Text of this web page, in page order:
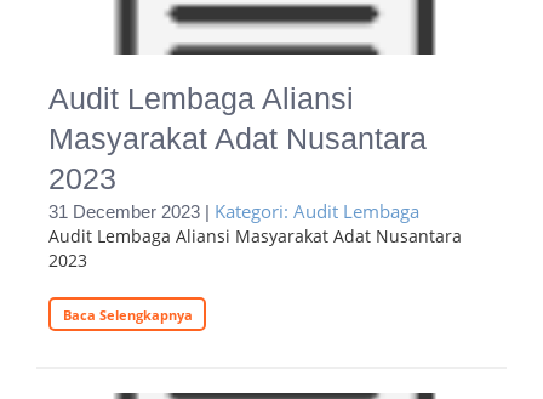
Audit Lembaga Aliansi
Masyarakat Adat Nusantara
2023
31 December 2023 | Kategori: Audit Lembaga
Audit Lembaga Aliansi Masyarakat Adat Nusantara
2023
Baca Selengkapnya